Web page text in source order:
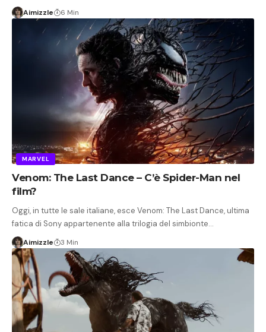
Aimizzle 6 Min
MARVEL
Venom: The Last Dance – C’è Spider-Man nel
film?
Oggi, in tutte le sale italiane, esce Venom: The Last Dance, ultima
fatica di Sony appartenente alla trilogia del simbionte…
Aimizzle 3 Min